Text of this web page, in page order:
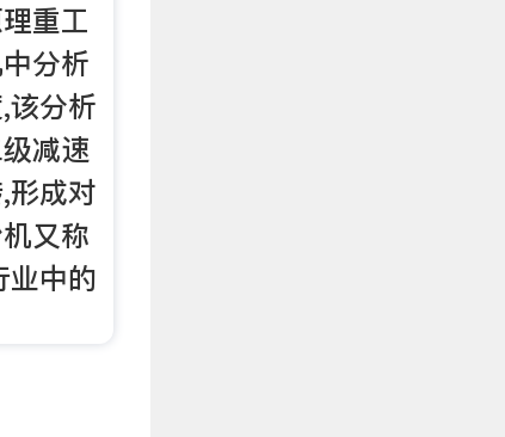
重工
分析
该分析
减速
形成对
又称
业中的